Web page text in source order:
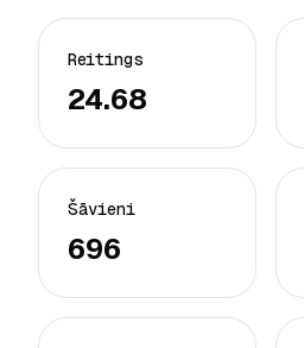
Reitings
24.68
Šāvieni
696